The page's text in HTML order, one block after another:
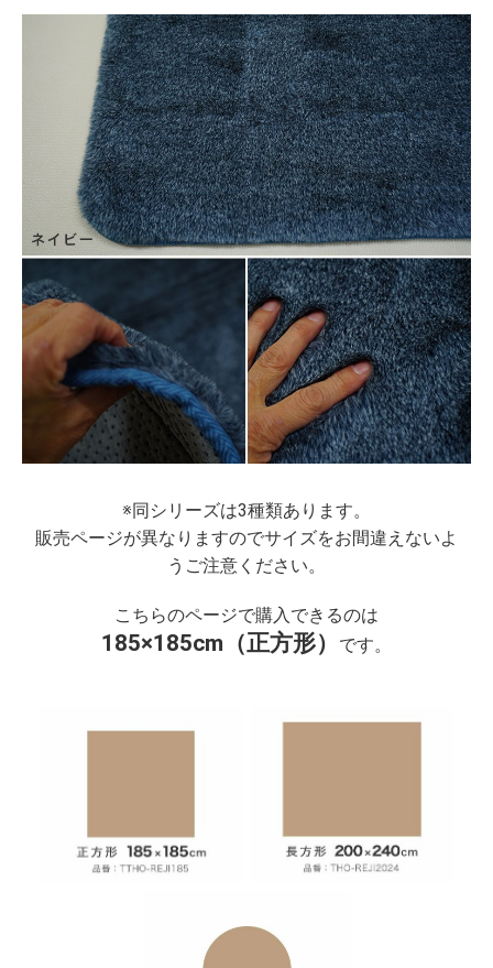
※同シリーズは3種類あります。
販売ページが異なりますのでサイズをお間違えないよ
うご注意ください。
こちらのページで購入できるのは
185×185cm（正方形） です。